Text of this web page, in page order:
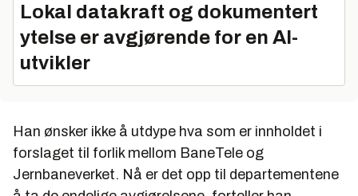
Lokal datakraft og dokumentert
ytelse er avgjørende for en AI-
utvikler
Han ønsker ikke å utdype hva som er innholdet i
forslaget til forlik mellom BaneTele og
Jernbaneverket. Nå er det opp til departementene